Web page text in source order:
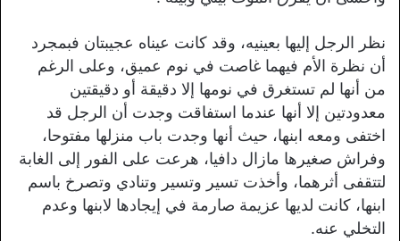
نظر الرجل إليها بعينيه، وقد كانت عيناه عجيبتان فبمجرد
أن نظرة الأم فيهما غاصت في نوم عميق، وعلى الرغم
من أنها لم تستغرق في نومها إلا دقيقة أو دقيقتين
معدودتين إلا أنها عندما استفاقت وجدت أن الرجل قد
اختفى ومعه ابنها، حيث أنها وجدت باب منزلها مفتوحا،
وفراش صغيرها مازال دافيا، هرعت على الفور إلى الغابة
لتتقفى أثرهما، وأخذت تسير وتسير وتنادي وتصرخ باسم
ابنها، كانت لديها عزيمة صارمة في إيجادها لابنها وعدم
التخلي عنه.